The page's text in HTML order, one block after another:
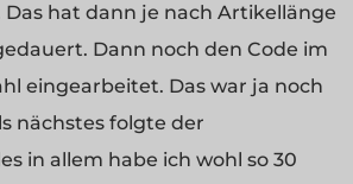
hat dann je nach Artikellänge
Dann noch den Code im
eingearbeitet. Das war ja noch
nächstes folgte der
in allem habe ich wohl so 30